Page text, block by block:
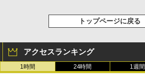
トップページに戻る
アクセスランキング
1時間 24時間 1週間